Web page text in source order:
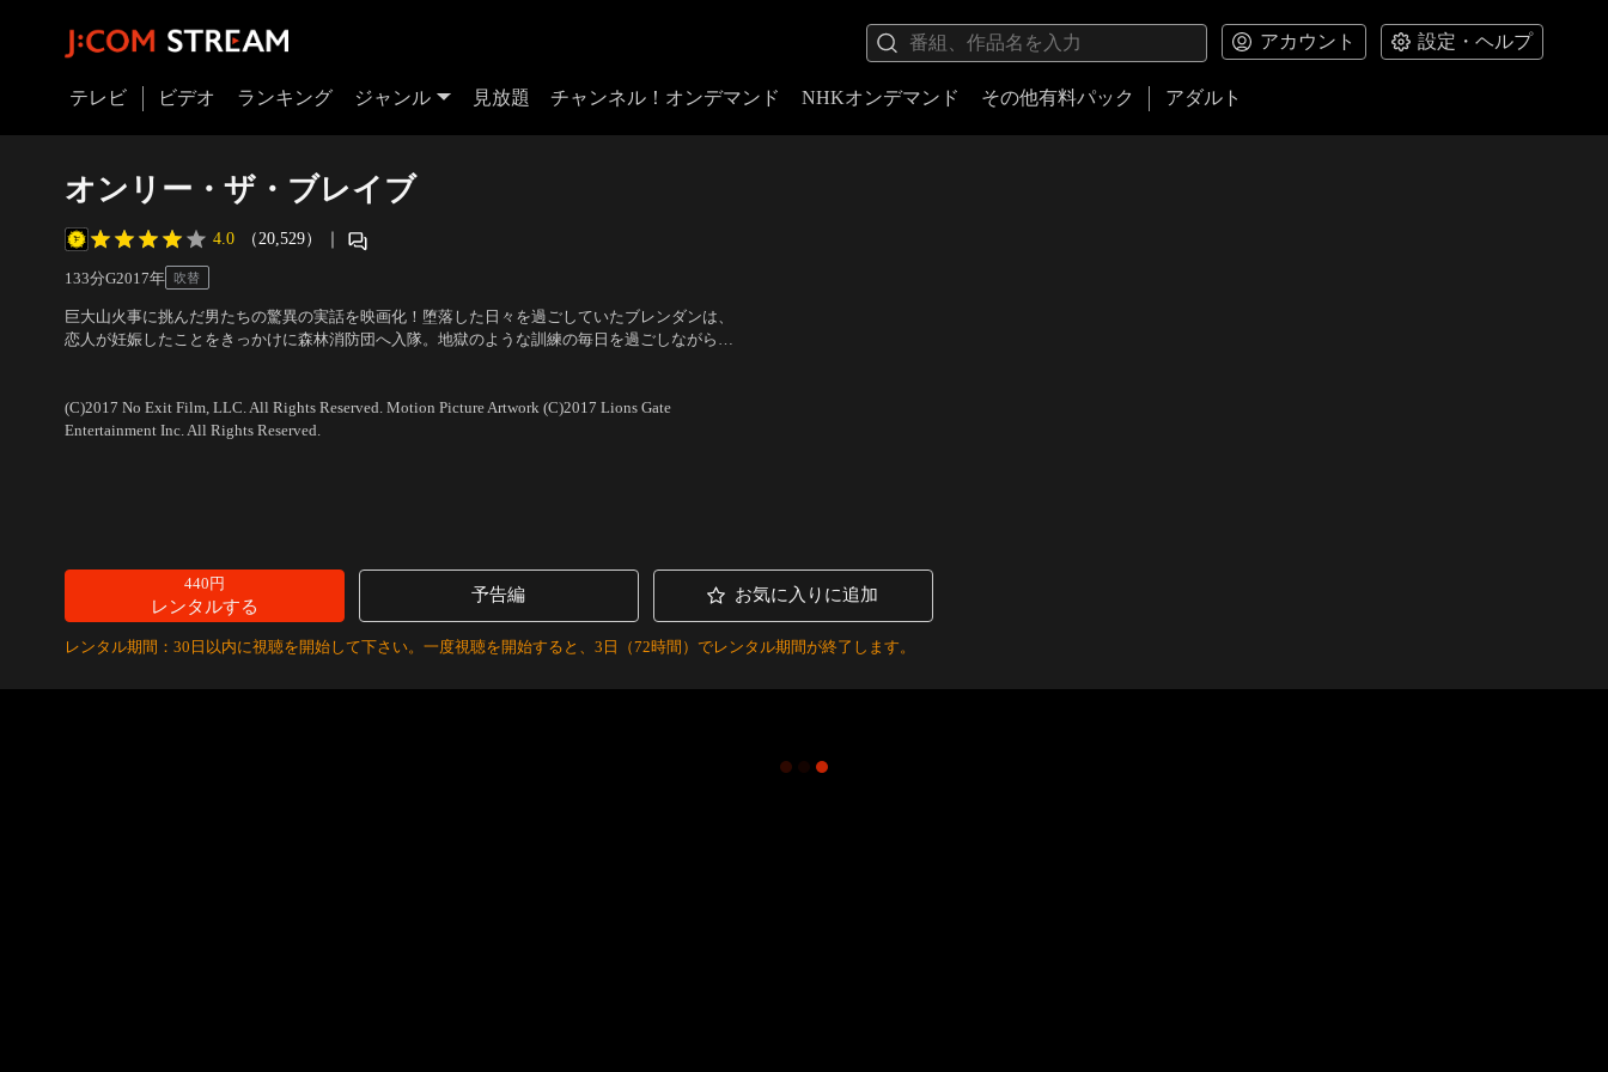
アカウント 設定・ヘルプ
テレビ ビデオ ランキング ジャンル 見放題 チャンネル！オンデマンド NHKオンデマンド その他有料パック アダルト
オンリー・ザ・ブレイブ
4.0 （20,529） ｜
133分G2017年 吹替
巨大山火事に挑んだ男たちの驚異の実話を映画化！堕落した日々を過ごしていたブレンダンは、
恋人が妊娠したことをきっかけに森林消防団へ入隊。地獄のような訓練の毎日を過ごしながら
(C)2017 No Exit Film, LLC. All Rights Reserved. Motion Picture Artwork (C)2017 Lions Gate
Entertainment Inc. All Rights Reserved.
440円
レンタルする
予告編 お気に入りに追加
レンタル期間：30日以内に視聴を開始して下さい。一度視聴を開始すると、3日（72時間）でレンタル期間が終了します。